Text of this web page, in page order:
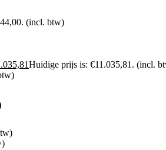
(incl. btw)
Huidige prijs is: €11.035,81. (incl.